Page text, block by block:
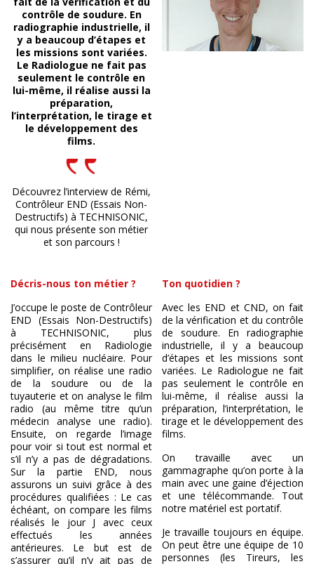
contrôle de soudure. En
radiographie industrielle, il
y a beaucoup d’étapes et
les missions sont variées.
Le Radiologue ne fait pas
seulement le contrôle en
lui-même, il réalise aussi la
préparation,
l’interprétation, le tirage et
le développement des
films.
Découvrez l’interview de Rémi,
Contrôleur END (Essais Non-
Destructifs) à TECHNISONIC,
qui nous présente son métier
et son parcours !
Décris-nous ton métier ?
J’occupe le poste de Contrôleur
END (Essais Non-Destructifs)
à TECHNISONIC, plus
précisément en Radiologie
dans le milieu nucléaire. Pour
simplifier, on réalise une radio
de la soudure ou de la
tuyauterie et on analyse le film
radio (au même titre qu’un
médecin analyse une radio).
Ensuite, on regarde l’image
pour voir si tout est normal et
s’il n’y a pas de dégradations.
Sur la partie END, nous
assurons un suivi grâce à des
procédures qualifiées : Le cas
échéant, on compare les films
réalisés le jour J avec ceux
effectués les années
antérieures. Le but est de
s’assurer qu’il n’y ait pas de
Ton quotidien ?
Avec les END et CND, on fait
de la vérification et du contrôle
de soudure. En radiographie
industrielle, il y a beaucoup
d’étapes et les missions sont
variées. Le Radiologue ne fait
pas seulement le contrôle en
lui-même, il réalise aussi la
préparation, l’interprétation, le
tirage et le développement des
films.
On travaille avec un
gammagraphe qu’on porte à la
main avec une gaine d’éjection
et une télécommande. Tout
notre matériel est portatif.
Je travaille toujours en équipe.
On peut être une équipe de 10
personnes (les Tireurs, les